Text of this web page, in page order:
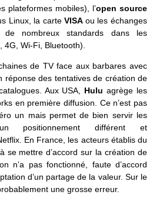
plateformes mobiles), l’open source
Linux, la carteVISA ou les échanges
de nombreux standards dans les
Wi-Fi, Bluetooth).
de TV face aux barbares avec
réponse des tentatives de création de
Aux USA, Hulu agrège les
en première diffusion. Ce n’est pas
un mais permet de bien servir les
positionnement différent et
En France, les acteurs établis du
se mettre d’accord sur la création de
n’a pas fonctionné, faute d’accord
d’un partage de la valeur. Sur le
une grosse erreur.